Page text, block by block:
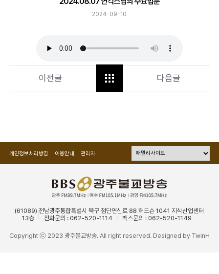
2024-09-10
이전글 다음글
개인정보처리방침 이용안내 관리자
(61089) 전남광주통합특별시 북구 첨단연신로 88 허드슨 1041 지식산업센터
13층
전화문의 : 062-520-1114 팩스문의 : 062-520-1149
Copyright ⓒ 2023 광주불교방송. All right reserved. Designed by TwinH